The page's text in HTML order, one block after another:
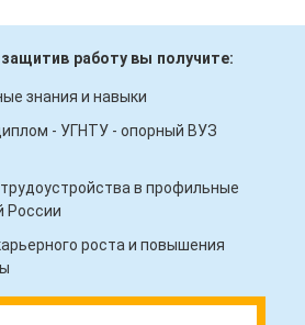
работу вы получите:
знания и навыки
- УГНТУ - опорный ВУЗ
в профильные
России
роста и повышения